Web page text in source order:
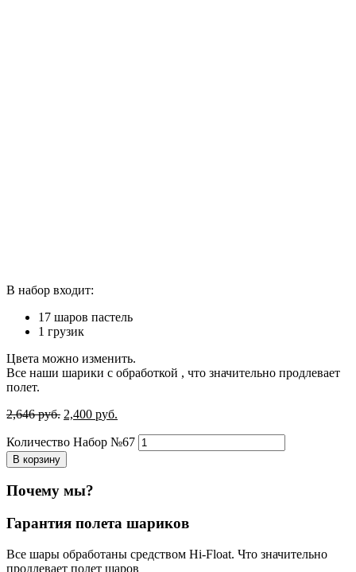
В набор входит:
17 шаров пастель
1 грузик
Цвета можно изменить.
Все наши шарики с обработкой , что значительно продлевает
полет.
2,646руб. 2,400 руб.
Количество Набор №67
В корзину
Почему мы?
Гарантия полета шариков
Все шары обработаны средством Hi-Float. Что значительно
продлевает полет шаров